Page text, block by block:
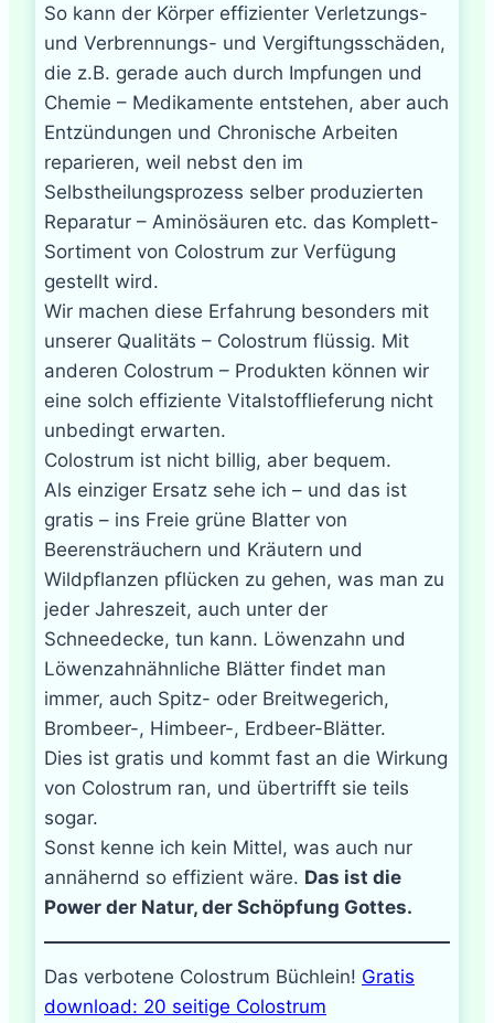
So kann der Körper effizienter Verletzungs-
und Verbrennungs- und Vergiftungsschäden,
die z.B. gerade auch durch Impfungen und
Chemie – Medikamente entstehen, aber auch
Entzündungen und Chronische Arbeiten
reparieren, weil nebst den im
Selbstheilungsprozess selber produzierten
Reparatur – Aminösäuren etc. das Komplett-
Sortiment von Colostrum zur Verfügung
gestellt wird.
Wir machen diese Erfahrung besonders mit
unserer Qualitäts – Colostrum flüssig. Mit
anderen Colostrum – Produkten können wir
eine solch effiziente Vitalstofflieferung nicht
unbedingt erwarten.
Colostrum ist nicht billig, aber bequem.
Als einziger Ersatz sehe ich – und das ist
gratis – ins Freie grüne Blatter von
Beerensträuchern und Kräutern und
Wildpflanzen pflücken zu gehen, was man zu
jeder Jahreszeit, auch unter der
Schneedecke, tun kann. Löwenzahn und
Löwenzahnähnliche Blätter findet man
immer, auch Spitz- oder Breitwegerich,
Brombeer-, Himbeer-, Erdbeer-Blätter.
Dies ist gratis und kommt fast an die Wirkung
von Colostrum ran, und übertrifft sie teils
sogar.
Sonst kenne ich kein Mittel, was auch nur
annähernd so effizient wäre. Das ist die
Power der Natur, der Schöpfung Gottes.
Das verbotene Colostrum Büchlein! Gratis
download: 20 seitige Colostrum